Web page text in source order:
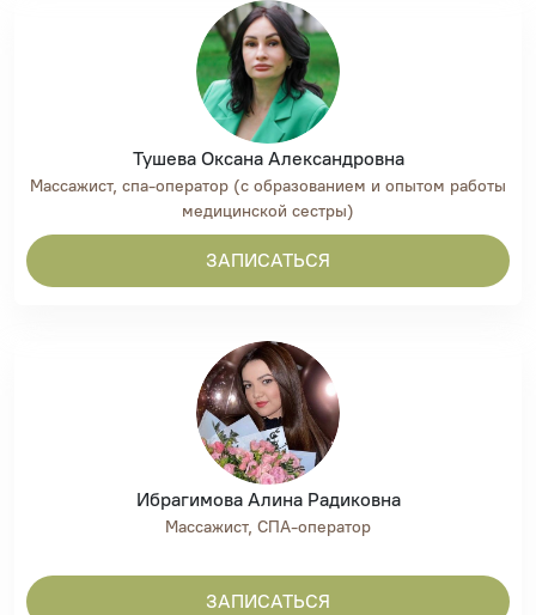
Тушева Оксана Александровна
Массажист, спа-оператор (с образованием и опытом работы
медицинской сестры)
ЗАПИСАТЬСЯ
Ибрагимова Алина Радиковна
Массажист, СПА-оператор
ЗАПИСАТЬСЯ